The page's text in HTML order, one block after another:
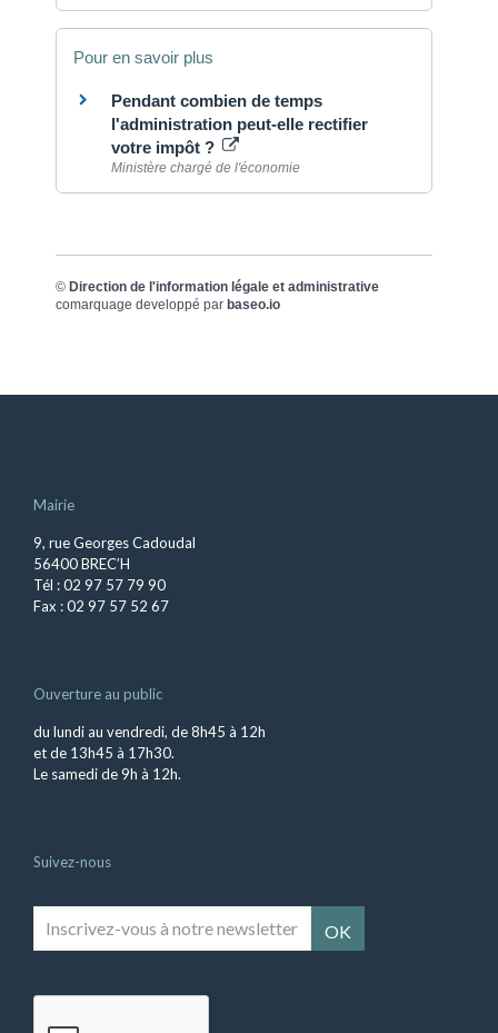
Pour en savoir plus
Pendant combien de temps
l'administration peut-elle rectifier
votre impôt ?
Ministère chargé de l'économie
© Direction de l'information légale et administrative
comarquage developpé par baseo.io
Mairie
9, rue Georges Cadoudal
56400 BREC’H
Tél : 02 97 57 79 90
Fax : 02 97 57 52 67
Ouverture au public
du lundi au vendredi, de 8h45 à 12h
et de 13h45 à 17h30.
Le samedi de 9h à 12h.
Suivez-nous
vous